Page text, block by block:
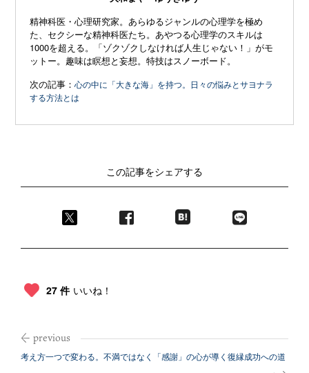
精神科医・心理研究家。あらゆるジャンルの心理学を極め
た、セクシーな精神科医たち。あやつる心理学のスキルは
1000を超える。「ゾクゾクしなければ人生じゃない！」がモ
ットー。趣味は瞑想と妄想。特技はスノーボード。
次の記事：心の中に「大きな海」を持つ。日々の悩みとサヨナラ
する方法とは
この記事をシェアする
27 件 いいね！
考え方一つで変わる。不満ではなく「感謝」の心が導く復縁成功への道